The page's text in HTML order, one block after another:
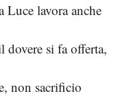
Luce lavora anche
dovere si fa offerta,
non sacrificio